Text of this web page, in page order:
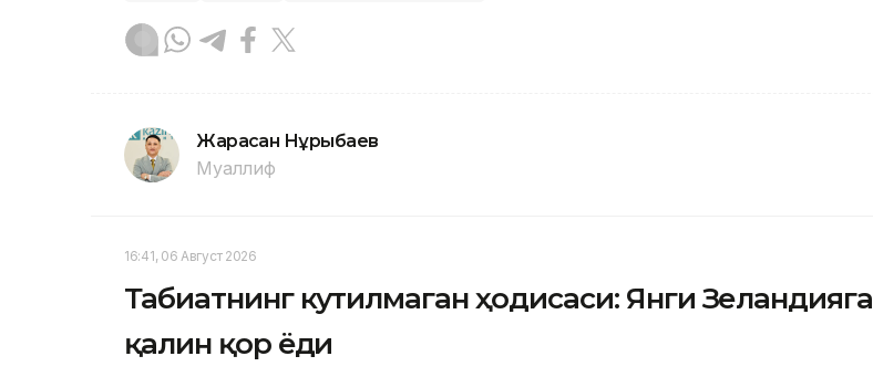
Жарасқан Нұрыбаев
Муаллиф
16:41, 06 Август 2026
Табиатнинг кутилмаган ҳодисаси: Янги Зеландияга
қалин қор ёғди